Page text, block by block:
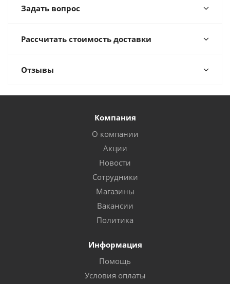
Задать вопрос
Рассчитать стоимость доставки
Отзывы
Компания
О компании
Акции
Новости
Сотрудники
Магазины
Вакансии
Политика
Информация
Помощь
Условия оплаты